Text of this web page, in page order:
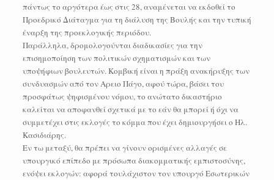
πάντως το αργότερα έως στις 28, αναμένεται να εκδοθεί το
Προεδρικό Διάταγμα για τη διάλυση της Βουλής και την τυπική
έναρξη της προεκλογικής περιόδου.
Παράλληλα, δρομολογούνται διαδικασίες για την
επισημοποίηση των πολιτικών σχηματισμών και των
υποψήφιων βουλευτών. Κομβική είναι η πράξη ανακήρυξης των
συνδυασμών από τον Αρειο Πάγο, αφού τώρα, βάσει του
προσφάτως ψηφισμένου νόμου, το ανώτατο δικαστήριο
καλείται να αποφανθεί σχετικά με το εάν θα μπορεί ή όχι να
συμμετέχει στις εκλογές το κόμμα που έχει δημιουργήσει ο Ηλ.
Κασιδιάρης.
Εν τω μεταξύ, θα πρέπει να γίνουν ορισμένες αλλαγές σε
υπουργικό επίπεδο με πρόσωπα διακομματικής εμπιστοσύνης,
ενόψει εκλογών: αφορά τουλάχιστον τον υπουργό Εσωτερικών